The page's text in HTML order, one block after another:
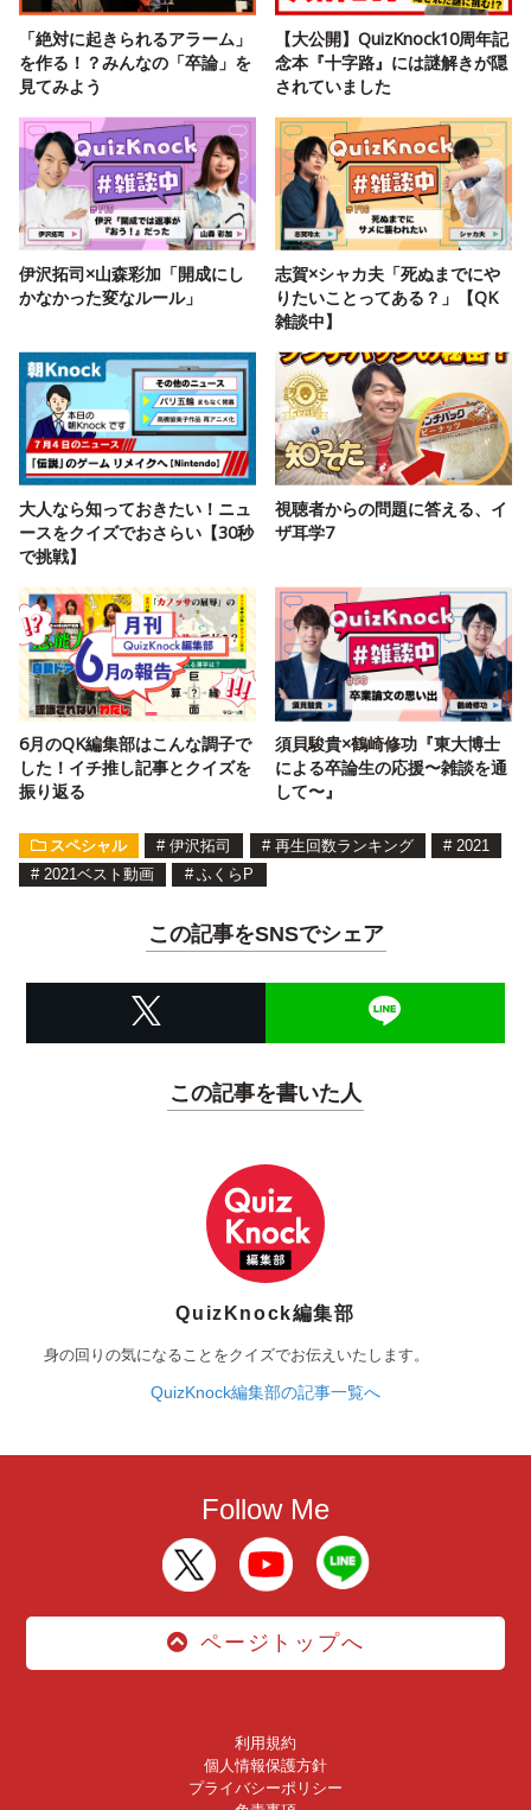
「絶対に起きられるアラーム」
を作る！？みんなの「卒論」を
見てみよう
【大公開】QuizKnock10周年記
念本『十字路』には謎解きが隠
されていました
伊沢拓司×山森彩加「開成にし
かなかった変なルール」
志賀×シャカ夫「死ぬまでにや
りたいことってある？」【QK
雑談中】
大人なら知っておきたい！ニュ
ースをクイズでおさらい【30秒
で挑戦】
視聴者からの問題に答える、イ
ザ耳学7
6月のQK編集部はこんな調子で
した！イチ推し記事とクイズを
振り返る
須貝駿貴×鶴崎修功『東大博士
による卒論生の応援〜雑談を通
して〜』
スペシャル # 伊沢拓司 # 再生回数ランキング # 2021
# 2021ベスト動画 # ふくらP
この記事をSNSでシェア
この記事を書いた人
QuizKnock編集部
身の回りの気になることをクイズでお伝えいたします。
QuizKnock編集部の記事一覧へ
Follow Me
ページトップへ
利用規約
個人情報保護方針
プライバシーポリシー